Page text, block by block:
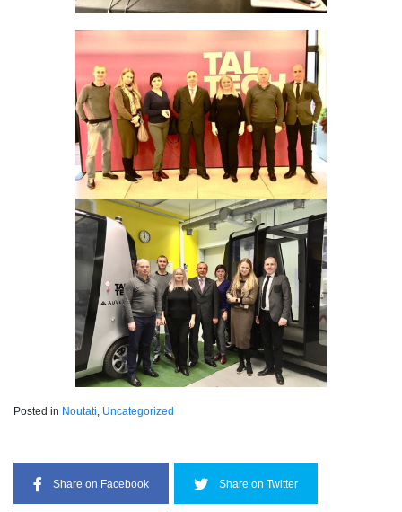
Posted in Noutati, Uncategorized
Share on Facebook Share on Twitter